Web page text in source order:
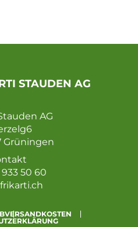
STAUDEN AG
AG
Grüningen
933 50 60
VERSANDKOSTEN